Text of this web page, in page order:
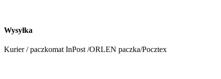
Wysyłka
Kurier / paczkomat InPost /ORLEN paczka/Pocztex